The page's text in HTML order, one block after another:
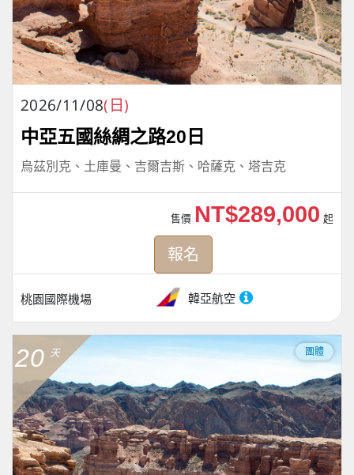
2026/11/08(日)
中亞五國絲綢之路20日
烏茲別克、土庫曼、吉爾吉斯、哈薩克、塔吉克
桃園國際機場 韓亞航空
售價 NT$289,000 起
報名
20 天 團體